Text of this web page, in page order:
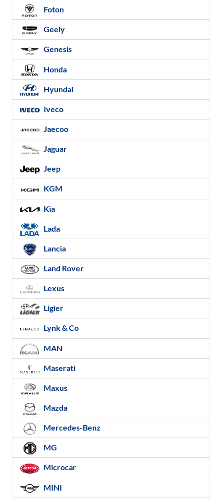
Foton
Geely
Genesis
Honda
Hyundai
Iveco
Jaecoo
Jaguar
Jeep
KGM
Kia
Lada
Lancia
Land Rover
Lexus
Ligier
Lynk & Co
MAN
Maserati
Maxus
Mazda
Mercedes-Benz
MG
Microcar
MINI